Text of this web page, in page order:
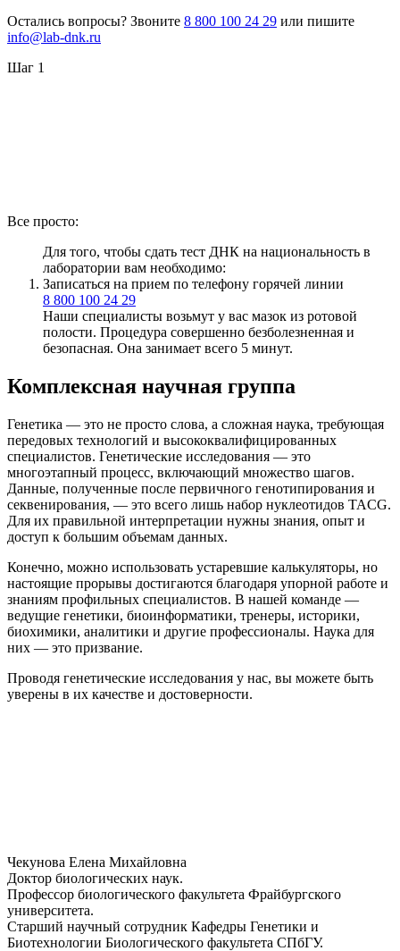
Остались вопросы? Звоните 8 800 100 24 29 или пишите
info@lab-dnk.ru
Шаг 1
Все просто:
Для того, чтобы сдать тест ДНК на национальность в
лаборатории вам необходимо:
Записаться на прием по телефону горячей линии
8 800 100 24 29
Наши специалисты возьмут у вас мазок из ротовой
полости. Процедура совершенно безболезненная и
безопасная. Она занимает всего 5 минут.
Комплексная научная группа
Генетика — это не просто слова, а сложная наука, требующая
передовых технологий и высококвалифицированных
специалистов. Генетические исследования — это
многоэтапный процесс, включающий множество шагов.
Данные, полученные после первичного генотипирования и
секвенирования, — это всего лишь набор нуклеотидов TACG.
Для их правильной интерпретации нужны знания, опыт и
доступ к большим объемам данных.
Конечно, можно использовать устаревшие калькуляторы, но
настоящие прорывы достигаются благодаря упорной работе и
знаниям профильных специалистов. В нашей команде —
ведущие генетики, биоинформатики, тренеры, историки,
биохимики, аналитики и другие профессионалы. Наука для
них — это призвание.
Проводя генетические исследования у нас, вы можете быть
уверены в их качестве и достоверности.
Чекунова Елена Михайловна
Доктор биологических наук.
Профессор биологического факультета Фрайбургского
университета.
Старший научный сотрудник Кафедры Генетики и
Биотехнологии Биологического факультета СПбГУ.